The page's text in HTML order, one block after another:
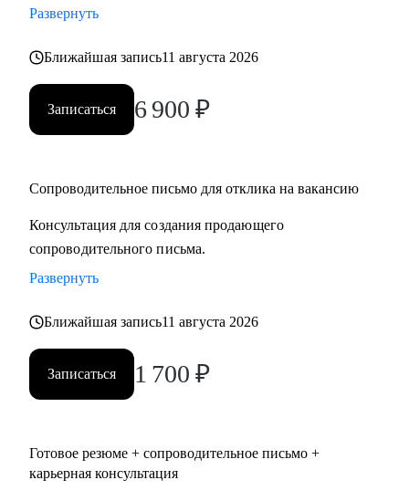
• смена профессии и рекомендации по каналам поиска
письма
• выход на рынок труда после длительного перерыва, после
череды отказов
• первая работа у молодых специалистов, когда опыта
• выбор среди нескольких вариантов развития карьеры
Кому могу помочь:
Как молодым специалистам, так и руководителям в сферах:
• образование
• психология
• бьюти-индустрия (индустрия красоты)
• HR ( управление персоналом)
• продажи
• спорт
Развернуть
Ближайшая запись11 августа 2026
Записаться 6 900 ₽
Сопроводительное письмо для отклика на вакансию
Консультация для создания продающего
сопроводительного письма.
Развернуть
Ближайшая запись11 августа 2026
Записаться 1 700 ₽
Готовое резюме + сопроводительное письмо +
карьерная консультация